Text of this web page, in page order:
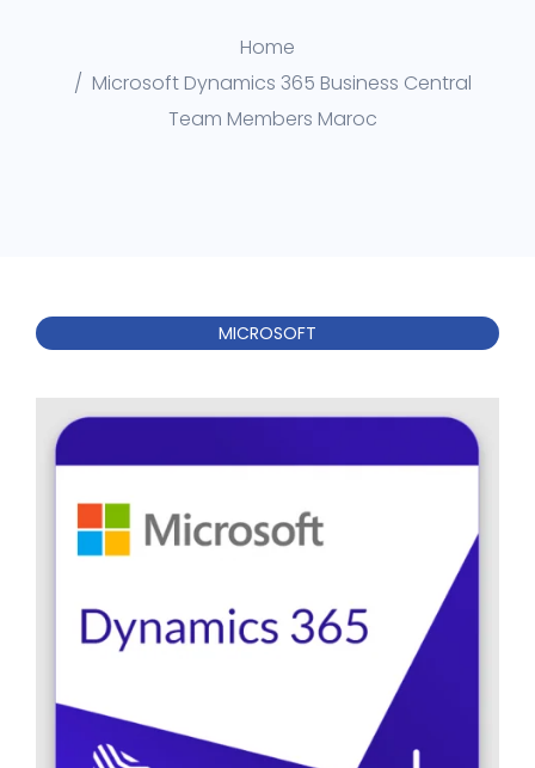
Home
Microsoft Dynamics 365 Business Central
Team Members Maroc
MICROSOFT